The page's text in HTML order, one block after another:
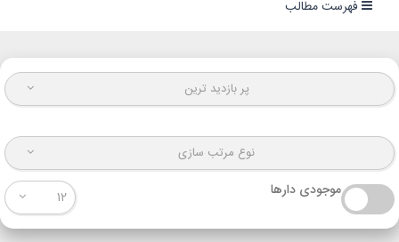
فهرست مطالب
پر بازدید ترین
نوع مرتب سازی
موجودی دارها 12